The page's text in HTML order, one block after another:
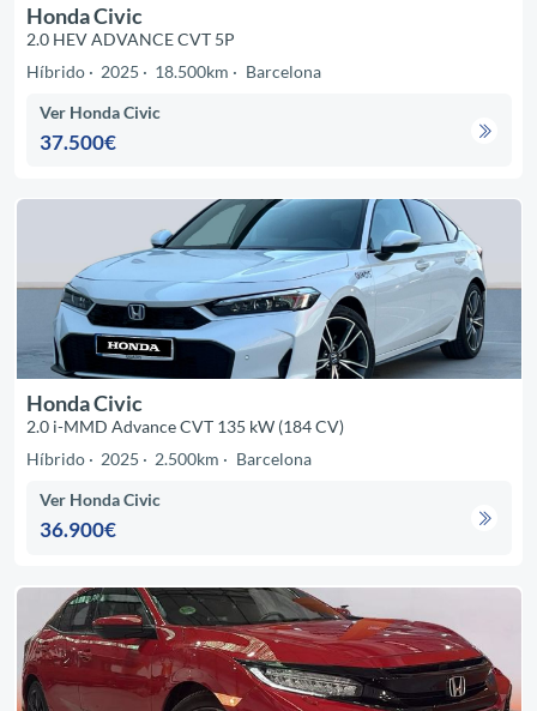
Honda Civic
2.0 HEV ADVANCE CVT 5P
Híbrido
2025 18.500km Barcelona
Ver Honda Civic
37.500€
Honda Civic
2.0 i-MMD Advance CVT 135 kW (184 CV)
Híbrido
2025 2.500km Barcelona
Ver Honda Civic
36.900€